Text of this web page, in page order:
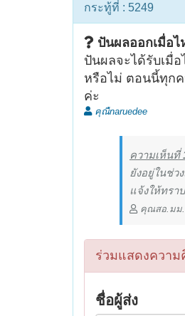
กระทู้ที่ : 5249
ปันผลออกเมื่อไ
ปันผลจะได้รับเมื่
หรือไม่ ตอนนี้ทุกค
ค่ะ
คุณืnaruedee
ความเห็นที่
ยังอยู่ในช่ว
แจ้งให้ทรา
คุณสอ.ม
ร่วมแสดงความ
ชื่อผู้ส่ง